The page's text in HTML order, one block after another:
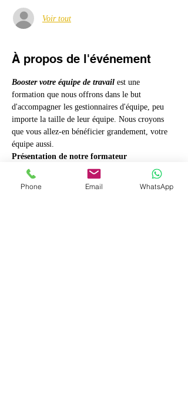
Voir tout
À propos de l'événement
Booster votre équipe de travail est une
formation que nous offrons dans le but
d'accompagner les gestionnaires d'équipe, peu
importe la taille de leur équipe. Nous croyons
que vous allez-en bénéficier grandement, votre
équipe aussi.
Présentation de notre formateur
Monsieur Rodriguez Duméus est détenteur d'un
baccalauréat en administration des affaires et
membre de l'Ordre des Administrateurs Agréés
Phone Email WhatsApp